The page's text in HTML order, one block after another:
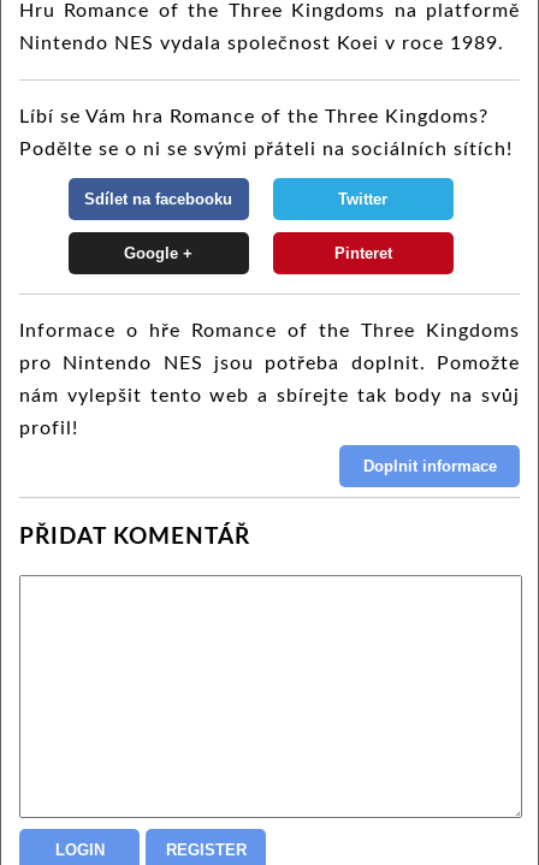
Hru Romance of the Three Kingdoms na platformě
Nintendo NES vydala společnost Koei v roce 1989.
Líbí se Vám hra Romance of the Three Kingdoms?
Podělte se o ni se svými přáteli na sociálních sítích!
Informace o hře Romance of the Three Kingdoms
pro Nintendo NES jsou potřeba doplnit. Pomožte
nám vylepšit tento web a sbírejte tak body na svůj
profil!
PŘIDAT KOMENTÁŘ